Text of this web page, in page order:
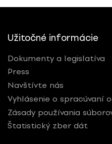
Užitočné informácie
Dokumenty a legislatíva
Press
Navštívte nás
Vyhlásenie o spracúvaní
Zásady používania
Štatistický zber dát